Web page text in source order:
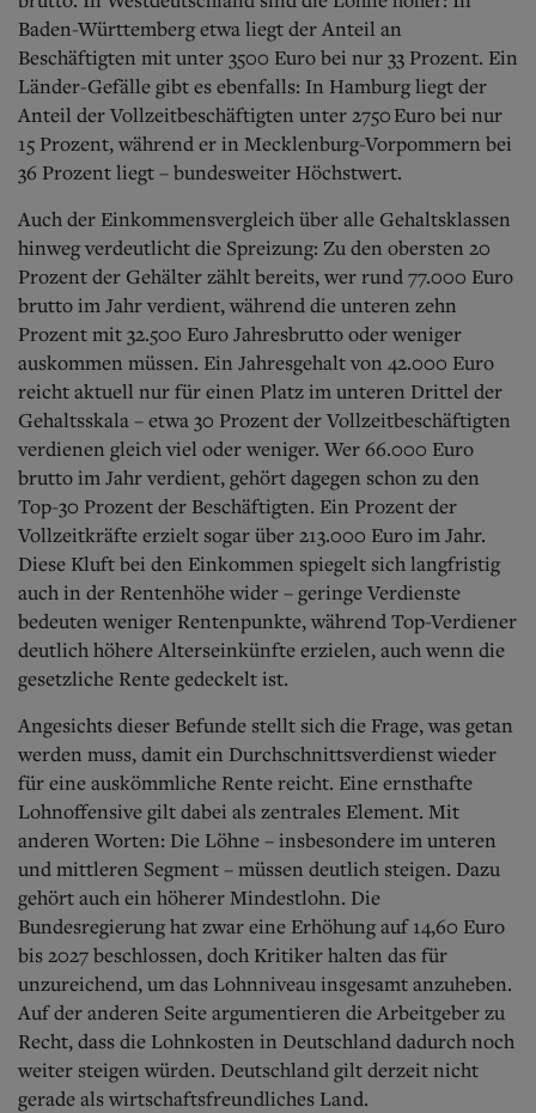
Baden-Württemberg etwa liegt der Anteil an
Beschäftigten mit unter 3500 Euro bei nur 33 Prozent. Ein
Länder-Gefälle gibt es ebenfalls: In Hamburg liegt der
Anteil der Vollzeitbeschäftigten unter 2750 Euro bei nur
15 Prozent, während er in Mecklenburg-Vorpommern bei
36 Prozent liegt – bundesweiter Höchstwert.
Auch der Einkommensvergleich über alle Gehaltsklassen
hinweg verdeutlicht die Spreizung: Zu den obersten 20
Prozent der Gehälter zählt bereits, wer rund 77.000 Euro
brutto im Jahr verdient, während die unteren zehn
Prozent mit 32.500 Euro Jahresbrutto oder weniger
auskommen müssen. Ein Jahresgehalt von 42.000 Euro
reicht aktuell nur für einen Platz im unteren Drittel der
Gehaltsskala – etwa 30 Prozent der Vollzeitbeschäftigten
verdienen gleich viel oder weniger. Wer 66.000 Euro
brutto im Jahr verdient, gehört dagegen schon zu den
Top-30 Prozent der Beschäftigten. Ein Prozent der
Vollzeitkräfte erzielt sogar über 213.000 Euro im Jahr.
Diese Kluft bei den Einkommen spiegelt sich langfristig
auch in der Rentenhöhe wider – geringe Verdienste
bedeuten weniger Rentenpunkte, während Top-Verdiener
deutlich höhere Alterseinkünfte erzielen, auch wenn die
gesetzliche Rente gedeckelt ist.
Angesichts dieser Befunde stellt sich die Frage, was getan
werden muss, damit ein Durchschnittsverdienst wieder
für eine auskömmliche Rente reicht. Eine ernsthafte
Lohnoffensive gilt dabei als zentrales Element. Mit
anderen Worten: Die Löhne – insbesondere im unteren
und mittleren Segment – müssen deutlich steigen. Dazu
gehört auch ein höherer Mindestlohn. Die
Bundesregierung hat zwar eine Erhöhung auf 14,60 Euro
bis 2027 beschlossen, doch Kritiker halten das für
unzureichend, um das Lohnniveau insgesamt anzuheben.
Auf der anderen Seite argumentieren die Arbeitgeber zu
Recht, dass die Lohnkosten in Deutschland dadurch noch
weiter steigen würden. Deutschland gilt derzeit nicht
gerade als wirtschaftsfreundliches Land.